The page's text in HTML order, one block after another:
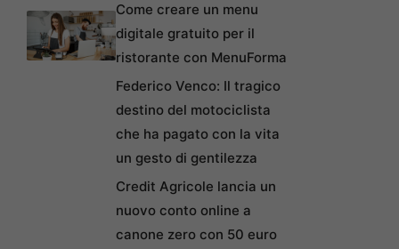
Come creare un menu
digitale gratuito per il
ristorante con MenuForma
Federico Venco: Il tragico
destino del motociclista
che ha pagato con la vita
un gesto di gentilezza
Credit Agricole lancia un
nuovo conto online a
canone zero con 50 euro